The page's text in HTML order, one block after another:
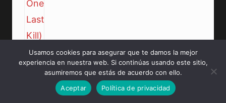
Usamos cookies para asegurar que te damos la mejor
experiencia en nuestra web. Si continúas usando este sitio,
asumiremos que estás de acuerdo con ello.
Aceptar
Política de privacidad